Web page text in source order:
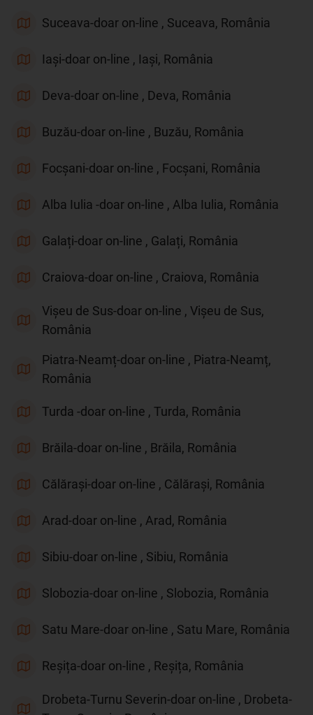
Suceava-doar on-line , Suceava, România
Iași-doar on-line , Iași, România
Deva-doar on-line , Deva, România
Buzău-doar on-line , Buzău, România
Focșani-doar on-line , Focșani, România
Alba Iulia -doar on-line , Alba Iulia, România
Galați-doar on-line , Galați, România
Craiova-doar on-line , Craiova, România
Vișeu de Sus-doar on-line , Vișeu de Sus,
România
Piatra-Neamț-doar on-line , Piatra-Neamț,
România
Turda -doar on-line , Turda, România
Brăila-doar on-line , Brăila, România
Călărași-doar on-line , Călărași, România
Arad-doar on-line , Arad, România
Sibiu-doar on-line , Sibiu, România
Slobozia-doar on-line , Slobozia, România
Satu Mare-doar on-line , Satu Mare, România
Reșița-doar on-line , Reșița, România
Drobeta-Turnu Severin-doar on-line , Drobeta-